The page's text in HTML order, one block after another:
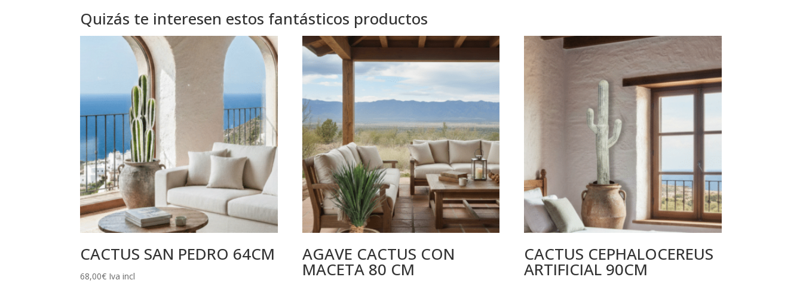
Quizás te interesen estos fantásticos productos
CACTUS SAN PEDRO 64CM
68,00€ Iva incl
AGAVE CACTUS CON
MACETA 80 CM
CACTUS CEPHALOCEREUS
ARTIFICIAL 90CM